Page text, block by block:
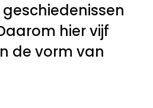
hier vijf
de vorm van